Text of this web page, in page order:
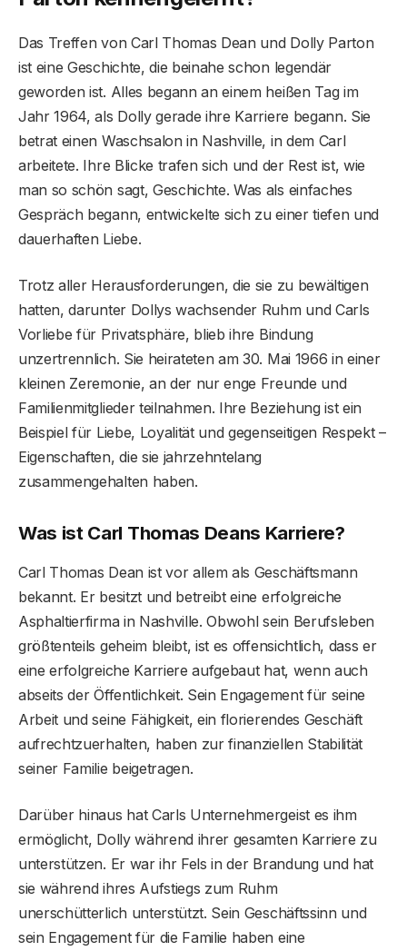
Das Treffen von Carl Thomas Dean und Dolly Parton
ist eine Geschichte, die beinahe schon legendär
geworden ist. Alles begann an einem heißen Tag im
Jahr 1964, als Dolly gerade ihre Karriere begann. Sie
betrat einen Waschsalon in Nashville, in dem Carl
arbeitete. Ihre Blicke trafen sich und der Rest ist, wie
man so schön sagt, Geschichte. Was als einfaches
Gespräch begann, entwickelte sich zu einer tiefen und
dauerhaften Liebe.
Trotz aller Herausforderungen, die sie zu bewältigen
hatten, darunter Dollys wachsender Ruhm und Carls
Vorliebe für Privatsphäre, blieb ihre Bindung
unzertrennlich. Sie heirateten am 30. Mai 1966 in einer
kleinen Zeremonie, an der nur enge Freunde und
Familienmitglieder teilnahmen. Ihre Beziehung ist ein
Beispiel für Liebe, Loyalität und gegenseitigen Respekt –
Eigenschaften, die sie jahrzehntelang
zusammengehalten haben.
Was ist Carl Thomas Deans Karriere?
Carl Thomas Dean ist vor allem als Geschäftsmann
bekannt. Er besitzt und betreibt eine erfolgreiche
Asphaltierfirma in Nashville. Obwohl sein Berufsleben
größtenteils geheim bleibt, ist es offensichtlich, dass er
eine erfolgreiche Karriere aufgebaut hat, wenn auch
abseits der Öffentlichkeit. Sein Engagement für seine
Arbeit und seine Fähigkeit, ein florierendes Geschäft
aufrechtzuerhalten, haben zur finanziellen Stabilität
seiner Familie beigetragen.
Darüber hinaus hat Carls Unternehmergeist es ihm
ermöglicht, Dolly während ihrer gesamten Karriere zu
unterstützen. Er war ihr Fels in der Brandung und hat
sie während ihres Aufstiegs zum Ruhm
unerschütterlich unterstützt. Sein Geschäftssinn und
sein Engagement für die Familie haben eine